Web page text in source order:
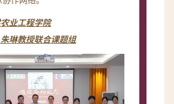
业工程学院
琳教授联合课题组